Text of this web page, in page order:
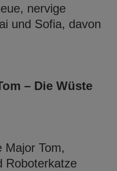
nervige
und Sofia, davon
– Die Wüste
Major Tom,
Roboterkatze